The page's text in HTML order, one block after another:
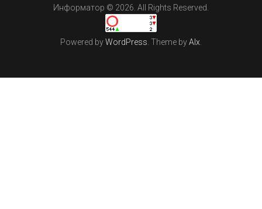
Информатор © 2026. All Rights Reserved.
Powered byWordPress. Theme byAlx.